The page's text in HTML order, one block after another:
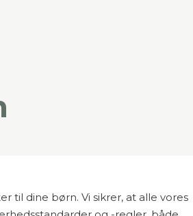
til dine børn. Vi sikrer, at alle vores